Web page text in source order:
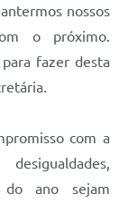
nossos
o próximo.
fazer desta
com a
do ano sejam